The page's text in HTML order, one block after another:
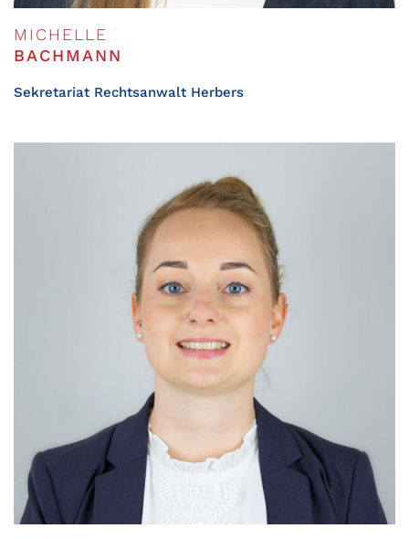
MICHELLE
BACHMANN
Sekretariat Rechtsanwalt Herbers